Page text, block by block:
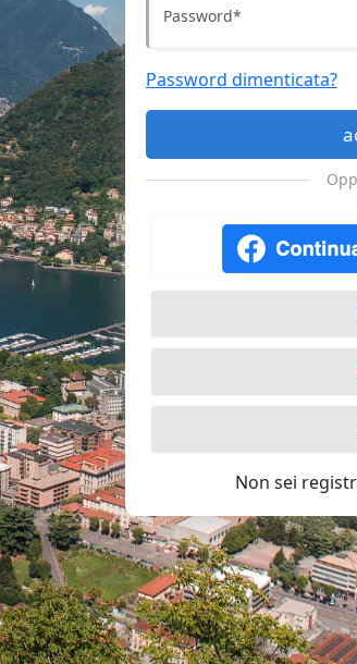
Password*
Password dimenticata?
Non sei